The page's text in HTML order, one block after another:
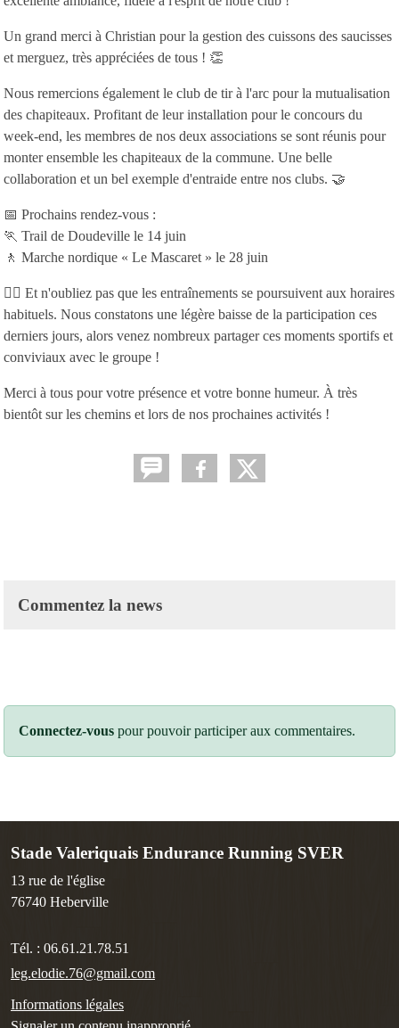
Un grand merci à Christian pour la gestion des cuissons des saucisses
et merguez, très appréciées de tous ! 👏
Nous remercions également le club de tir à l'arc pour la mutualisation
des chapiteaux. Profitant de leur installation pour le concours du
week-end, les membres de nos deux associations se sont réunis pour
monter ensemble les chapiteaux de la commune. Une belle
collaboration et un bel exemple d'entraide entre nos clubs. 🤝
📅 Prochains rendez-vous :
🏃 Trail de Doudeville le 14 juin
🚶 Marche nordique « Le Mascaret » le 28 juin
🏃‍♀️ Et n'oubliez pas que les entraînements se poursuivent aux horaires
habituels. Nous constatons une légère baisse de la participation ces
derniers jours, alors venez nombreux partager ces moments sportifs et
conviviaux avec le groupe !
Merci à tous pour votre présence et votre bonne humeur. À très
bientôt sur les chemins et lors de nos prochaines activités !
Commentez la news
Connectez-vous pour pouvoir participer aux commentaires.
Stade Valeriquais Endurance Running SVER
13 rue de l'église
76740 Heberville
Tél. : 06.61.21.78.51
leg.elodie.76@gmail.com
Informations légales